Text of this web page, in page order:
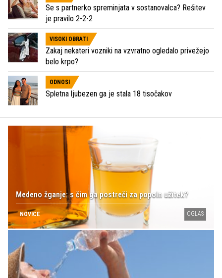
Se s partnerko spreminjata v sostanovalca? Rešitev
je pravilo 2-2-2
VISOKI OBRATI
Zakaj nekateri vozniki na vzvratno ogledalo privežejo
belo krpo?
ODNOSI
Spletna ljubezen ga je stala 18 tisočakov
Medeno žganje: s čim ga postreči za popoln užitek?
NOVICE OGLAS